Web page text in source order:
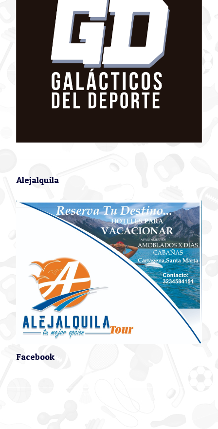
Alejalquila
Facebook